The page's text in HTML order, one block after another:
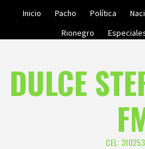
Inicio Pacho Política
Rionegro
DULCE
CEL: